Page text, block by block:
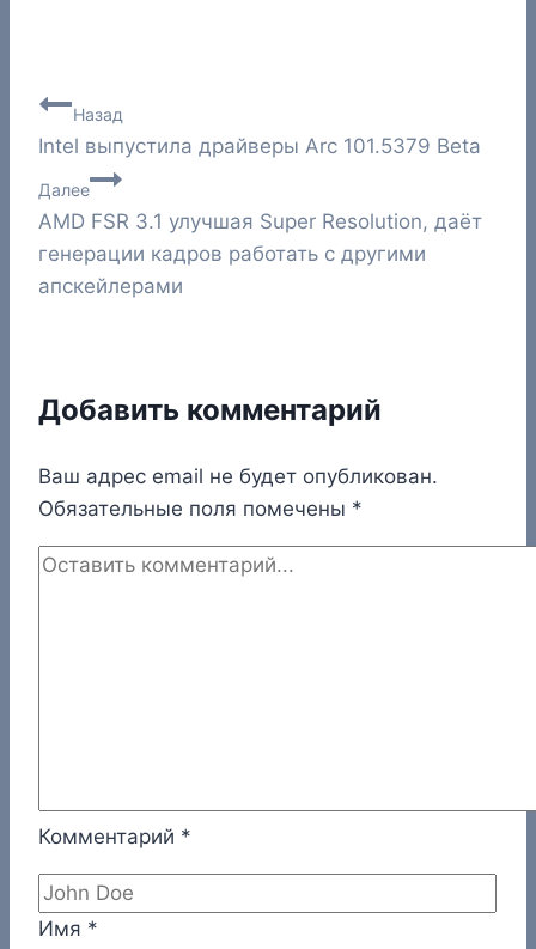
Навигация
по
записям
Назад
Intel выпустила драйверы Arc 101.5379 Beta
Далее
AMD FSR 3.1 улучшая Super Resolution, даёт
генерации кадров работать с другими
апскейлерами
Добавить комментарий
Ваш адрес email не будет опубликован.
Обязательные поля помечены *
Комментарий *
Имя *